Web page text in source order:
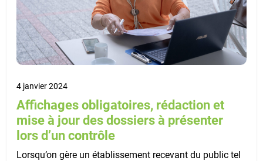
4 janvier 2024
Affichages obligatoires, rédaction et
mise à jour des dossiers à présenter
lors d’un contrôle
Lorsqu’on gère un établissement recevant du public tel